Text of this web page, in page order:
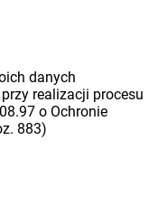
danych
realizacji procesu
o Ochronie
883)